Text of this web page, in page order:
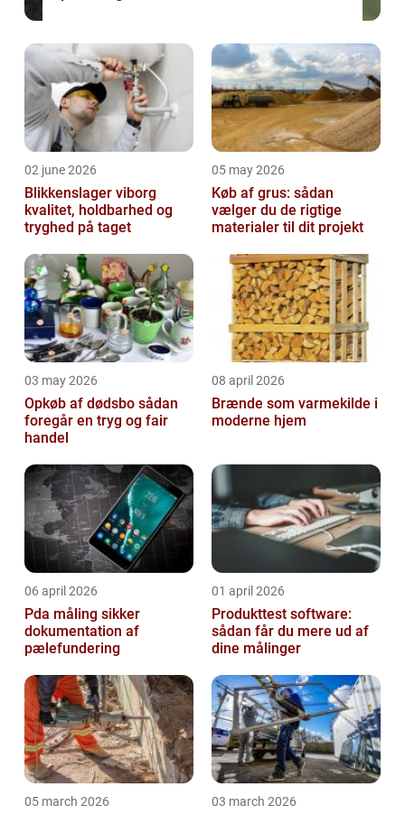
02 june 2026
Blikkenslager viborg
kvalitet, holdbarhed og
tryghed på taget
05 may 2026
Køb af grus: sådan
vælger du de rigtige
materialer til dit projekt
03 may 2026
Opkøb af dødsbo sådan
foregår en tryg og fair
handel
08 april 2026
Brænde som varmekilde i
moderne hjem
06 april 2026
Pda måling sikker
dokumentation af
pælefundering
01 april 2026
Produkttest software:
sådan får du mere ud af
dine målinger
05 march 2026 03 march 2026